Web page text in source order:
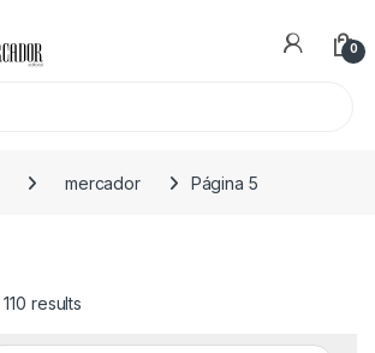
0
mercador Página 5
resultsOrdenado por mais recentes